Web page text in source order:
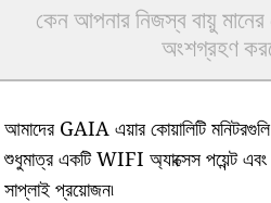
কেন আপনার নিজস্ব বায়ু মানের
অংশগ্রহণ
আমাদের GAIA এয়ার কোয়ালিটি
শুধুমাত্র একটি WIFI অ্যাক্সেস পয়েন্ট এবং
সাপ্লাই প্রয়োজন৷